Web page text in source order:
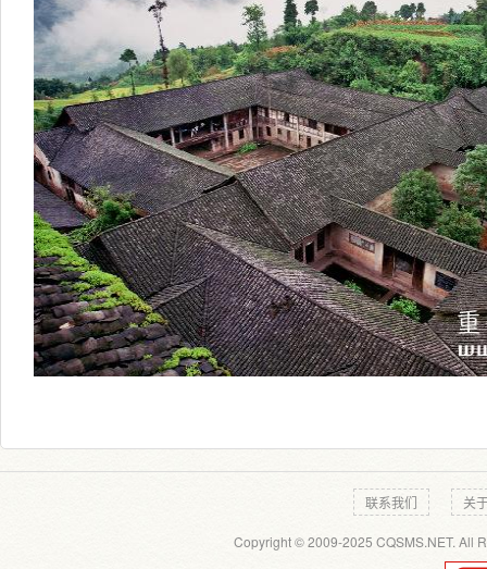
联系我们 关
Copyright © 2009-2025 CQSMS.NET. All